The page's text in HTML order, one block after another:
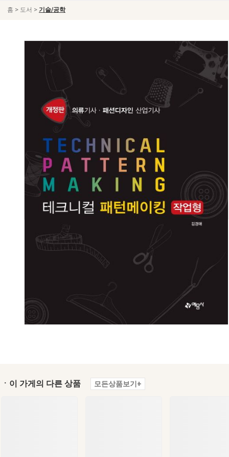
홈 > 도서 > 기술/공학
ㆍ이 가게의 다른 상품 모든상품보기+